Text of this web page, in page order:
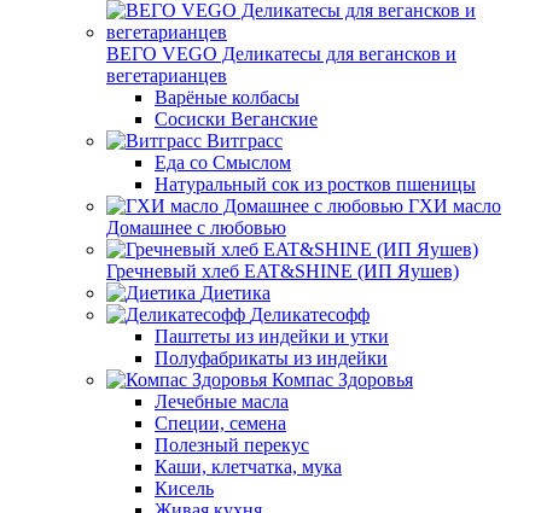
ВЕГО VEGO Деликатесы для вегансков и
вегетарианцев
Варёные колбасы
Сосиски Веганские
Витграсс
Еда со Смыслом
Натуральный сок из ростков пшеницы
ГХИ масло
Домашнее с любовью
Гречневый хлеб EAT&SHINE (ИП Яушев)
Диетика
Деликатесофф
Паштеты из индейки и утки
Полуфабрикаты из индейки
Компас Здоровья
Лечебные масла
Специи, семена
Полезный перекус
Каши, клетчатка, мука
Кисель